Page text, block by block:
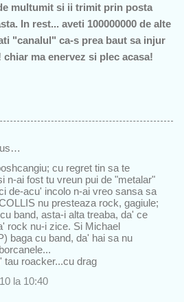
multumit si ii trimit prin posta
In rest... aveti 100000000 de alte
"canalul" ca-s prea baut sa injur
ma enervez si plec acasa!
cu regret tin sa te
n-ai fost tu vreun pui de "metalar"
de-acu' incolo n-ai vreo sansa sa
nu presteaza rock, gagiule;
band, asta-i alta treaba, da' ce
rock nu-i zice. Si Michael
baga cu band, da' hai sa nu
tau roacker...cu drag
la 10:40